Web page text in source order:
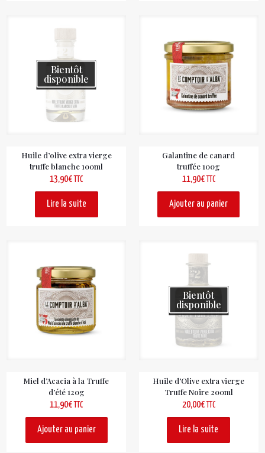
Bientôt
disponible
Huile d’olive extra vierge
truffe blanche 100ml
13,90€ TTC
Lire la suite
Galantine de canard
truffée 100g
11,90€ TTC
Ajouter au panier
Miel d’Acacia à la Truffe
d’été 120g
11,90€ TTC
Ajouter au panier
Bientôt
disponible
Huile d’Olive extra vierge
Truffe Noire 200ml
20,00€ TTC
Lire la suite